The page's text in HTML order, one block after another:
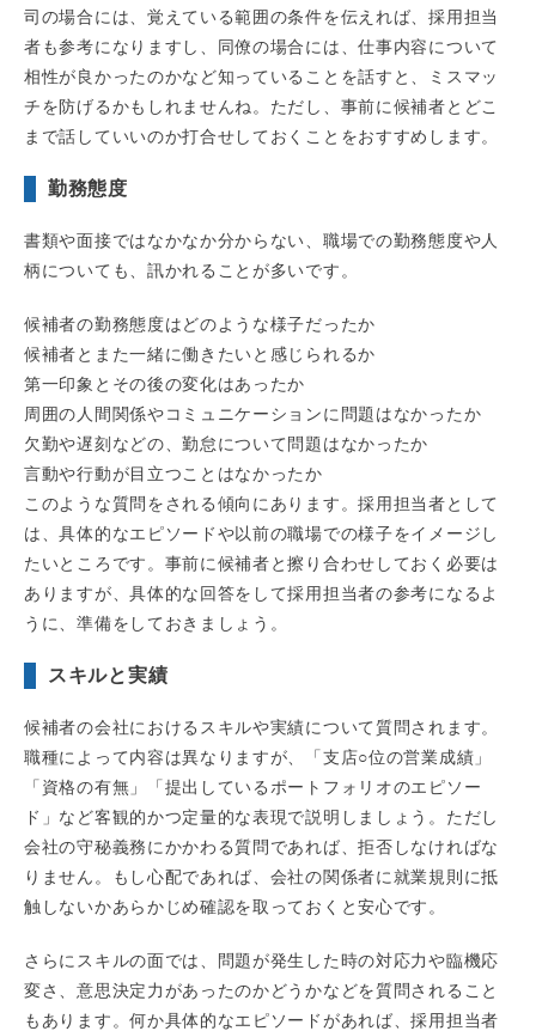
司の場合には、覚えている範囲の条件を伝えれば、採用担当
者も参考になりますし、同僚の場合には、仕事内容について
相性が良かったのかなど知っていることを話すと、ミスマッ
チを防げるかもしれませんね。ただし、事前に候補者とどこ
まで話していいのか打合せしておくことをおすすめします。
勤務態度
書類や面接ではなかなか分からない、職場での勤務態度や人
柄についても、訊かれることが多いです。
候補者の勤務態度はどのような様子だったか
候補者とまた一緒に働きたいと感じられるか
第一印象とその後の変化はあったか
周囲の人間関係やコミュニケーションに問題はなかったか
欠勤や遅刻などの、勤怠について問題はなかったか
言動や行動が目立つことはなかったか
このような質問をされる傾向にあります。採用担当者として
は、具体的なエピソードや以前の職場での様子をイメージし
たいところです。事前に候補者と擦り合わせしておく必要は
ありますが、具体的な回答をして採用担当者の参考になるよ
うに、準備をしておきましょう。
スキルと実績
候補者の会社におけるスキルや実績について質問されます。
職種によって内容は異なりますが、「支店○位の営業成績」
「資格の有無」「提出しているポートフォリオのエピソー
ド」など客観的かつ定量的な表現で説明しましょう。ただし
会社の守秘義務にかかわる質問であれば、拒否しなければな
りません。もし心配であれば、会社の関係者に就業規則に抵
触しないかあらかじめ確認を取っておくと安心です。
さらにスキルの面では、問題が発生した時の対応力や臨機応
変さ、意思決定力があったのかどうかなどを質問されること
もあります。何か具体的なエピソードがあれば、採用担当者